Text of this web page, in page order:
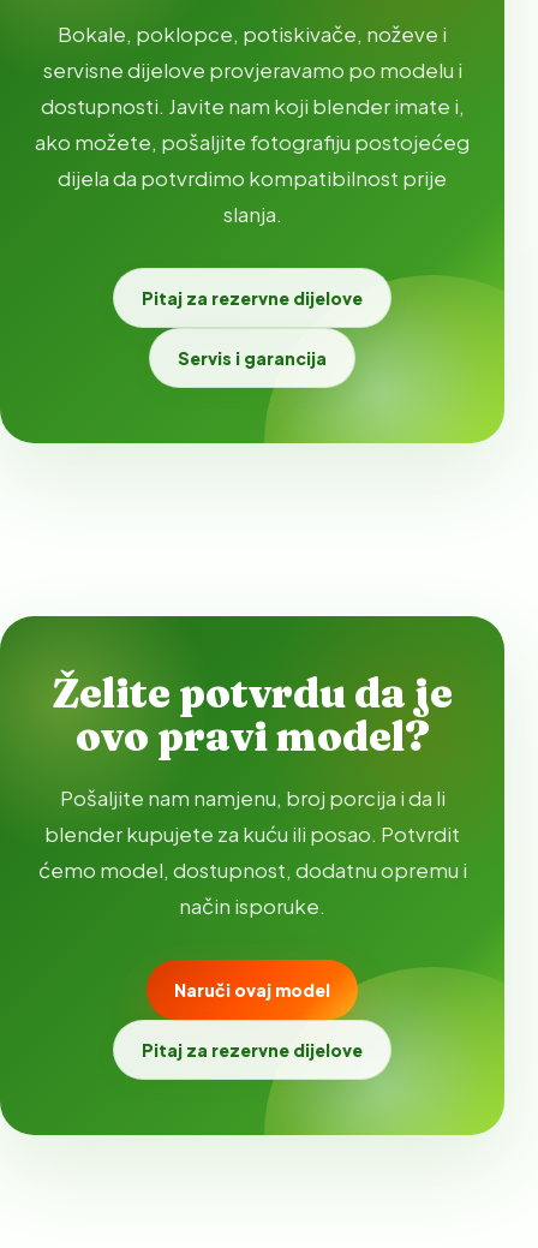
Bokale, poklopce, potiskivače, noževe i
servisne dijelove provjeravamo po modelu i
dostupnosti. Javite nam koji blender imate i,
ako možete, pošaljite fotografiju postojećeg
dijela da potvrdimo kompatibilnost prije
slanja.
Pitaj za rezervne dijelove
Servis i garancija
Želite potvrdu da je
ovo pravi model?
Pošaljite nam namjenu, broj porcija i da li
blender kupujete za kuću ili posao. Potvrdit
ćemo model, dostupnost, dodatnu opremu i
način isporuke.
Naruči ovaj model
Pitaj za rezervne dijelove